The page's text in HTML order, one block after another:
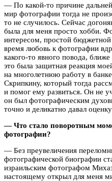
— По какой-то причине
мир фотографии тогда не
то не случилось. Сейчас
была для меня просто хобби.
интересом, простой
время любовь к фотографии
какого-то явного повода,
это была защитная реакция
на многолетнюю работу в
Скрипкину, который тогда
и помог ему развиться. Он не
он был фотографическим
точно и деликатно давал
— Что стало поворотным
фотографии?
— Без преувеличения
фотографической биографии
израильским фотографом
настоящему открыл для меня